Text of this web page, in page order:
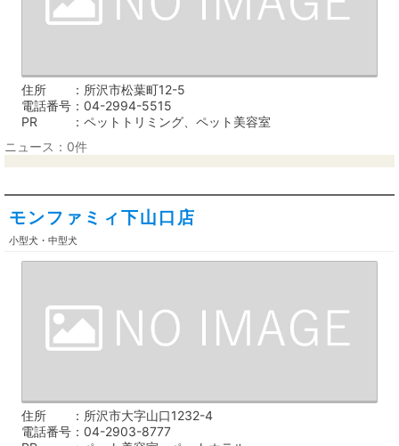
住所
所沢市松葉町12-5
電話番号
04-2994-5515
PR
ペットトリミング、ペット美容室
ニュース：0件
モンファミィ下山口店
小型犬・中型犬
住所
所沢市大字山口1232-4
電話番号
04-2903-8777